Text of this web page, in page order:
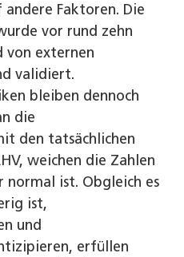
Faktoren. Die
vor rund zehn
von externen
validiert.
bleiben dennoch
die
den tatsächlichen
weichen die Zahlen
normal ist. Obgleich es
ist,
und
erfüllen